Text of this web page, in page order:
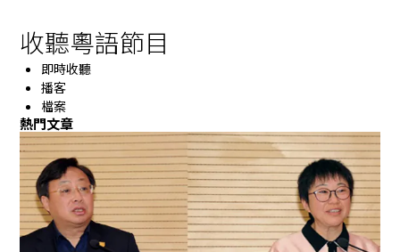
收聽粵語節目
即時收聽
播客
檔案
熱門文章